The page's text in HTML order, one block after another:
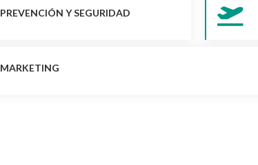
PREVENCIÓN Y SEGURIDAD
MARKETING